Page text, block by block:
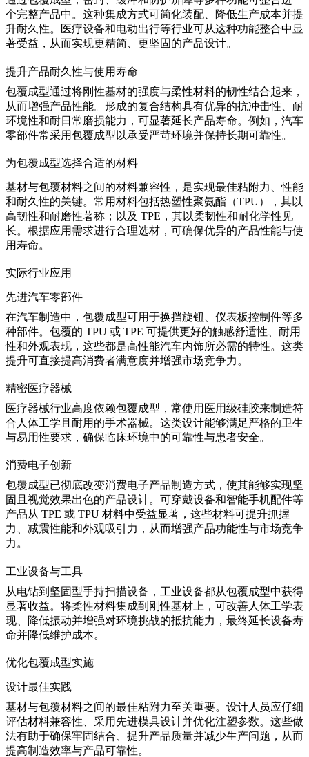
个完整产品中。这种集成方式可简化装配、降低生产成本并提
升耐久性。医疗设备和电动出行等行业可从这种功能整合中显
著受益，从而实现更精简、更坚固的产品设计。
提升产品耐久性与使用寿命
包覆成型通过将刚性基材的强度与柔性材料的韧性结合起来，
从而增强产品性能。形成的复合结构具有优异的抗冲击性、耐
环境性和耐日常磨损能力，可显著延长产品寿命。例如， 汽车
零部件常采用包覆成型以承受严苛环境并保持长期可靠性。
为包覆成型选择合适的材料
基材与包覆材料之间的材料兼容性，是实现最佳粘附力、性能
和耐久性的关键。常用材料包括热塑性聚氨酯（TPU）
，其以
高韧性和耐磨性著称；以及 TPE，其以柔韧性和耐化学性见
长。根据应用需求进行合理选材，可确保优异的产品性能与使
用寿命。
实际行业应用
先进汽车零部件
在汽车制造中，包覆成型可用于换挡旋钮、仪表板控制件等多
种部件。包覆的 TPU 或 TPE 可提供更好的触感舒适性、耐用
性和外观表现，这些都是高性能汽车内饰所必需的特性。这类
提升可直接提高消费者满意度并增强市场竞争力。
精密医疗器械
医疗器械行业高度依赖包覆成型，常使用 医用级硅胶来制造符
合人体工学且耐用的手术器械。这类设计能够满足严格的卫生
与易用性要求，确保临床环境中的可靠性与患者安全。
消费电子创新
包覆成型已彻底改变消费电子产品制造方式，使其能够实现坚
固且视觉效果出色的产品设计。可穿戴设备和智能手机配件等
产品从 TPE 或 TPU 材料中受益显著，这些材料可提升抓握
力、减震性能和外观吸引力，从而增强产品功能性与市场竞争
力。
工业设备与工具
从电钻到坚固型手持扫描设备，工业设备都从包覆成型中获得
显著收益。将柔性材料集成到刚性基材上，可改善人体工学表
现、降低振动并增强对环境挑战的抵抗能力，最终延长设备寿
命并降低维护成本。
优化包覆成型实施
设计最佳实践
基材与包覆材料之间的最佳粘附力至关重要。设计人员应仔细
评估材料兼容性、采用先进模具设计并优化注塑参数。这些做
法有助于确保牢固结合、提升产品质量并减少生产问题，从而
提高制造效率与产品可靠性。